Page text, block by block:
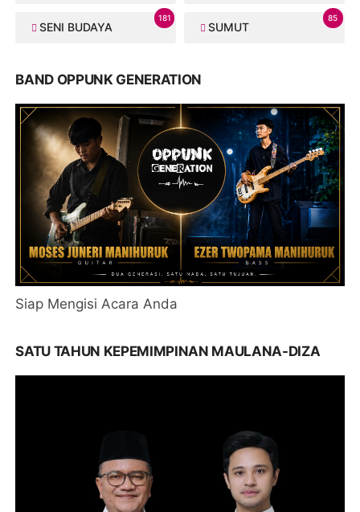
SENI BUDAYA
181
SUMUT
85
BAND OPPUNK GENERATION
Siap Mengisi Acara Anda
SATU TAHUN KEPEMIMPINAN MAULANA-DIZA